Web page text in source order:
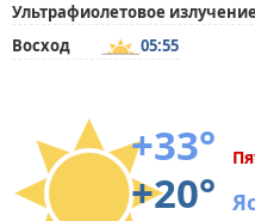
Ультрафиолетовое излучение
Восход
05:55
+33°
+20°